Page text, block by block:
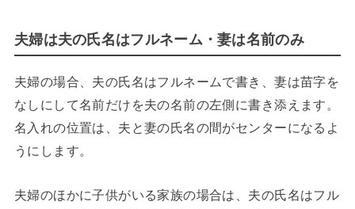
夫婦は夫の氏名はフルネーム・妻は名前のみ
夫婦の場合、夫の氏名はフルネームで書き、妻は苗字を
なしにして名前だけを夫の名前の左側に書き添えます。
名入れの位置は、夫と妻の氏名の間がセンターになるよ
うにします。
夫婦のほかに子供がいる家族の場合は、夫の氏名はフル